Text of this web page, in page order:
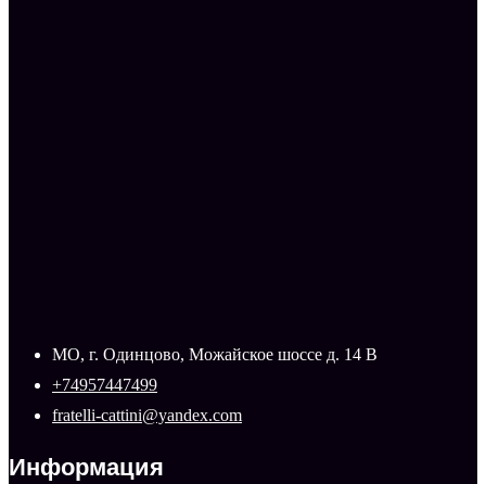
МО, г. Одинцово, Можайское шоссе д. 14 В
+74957447499
fratelli-cattini@yandex.com
Информация